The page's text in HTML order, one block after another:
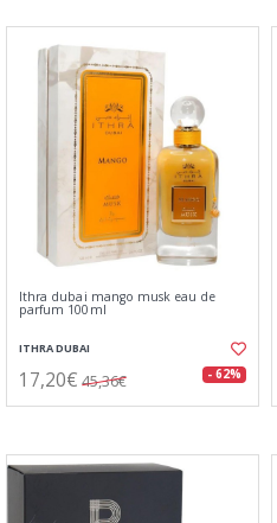
Ithra dubai mango musk eau de
parfum 100ml
ITHRA DUBAI
17,20€ 45,36€ - 62%